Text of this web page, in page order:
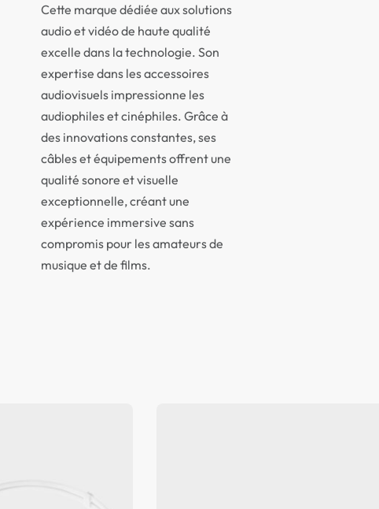
Cette marque dédiée aux solutions
audio et vidéo de haute qualité
excelle dans la technologie. Son
expertise dans les accessoires
audiovisuels impressionne les
audiophiles et cinéphiles. Grâce à
des innovations constantes, ses
câbles et équipements offrent une
qualité sonore et visuelle
exceptionnelle, créant une
expérience immersive sans
compromis pour les amateurs de
musique et de films.